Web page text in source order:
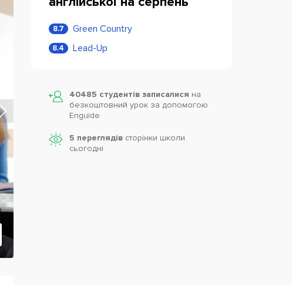
8.7 Green Country
8.4 Lead-Up
40485 студентів записалися на
безкоштовний урок за допомогою
Enguide
5 переглядівсторінки школи
cьогодні